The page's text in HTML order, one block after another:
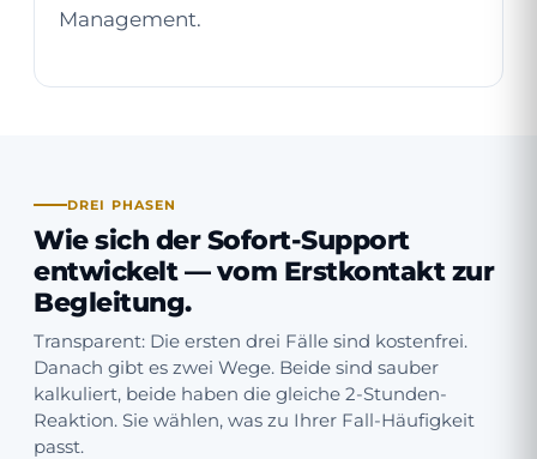
Management.
DREI PHASEN
Wie sich der Sofort-Support
entwickelt —vom Erstkontakt zur
Begleitung.
Transparent: Die ersten drei Fälle sind kostenfrei.
Danach gibt es zwei Wege. Beide sind sauber
kalkuliert, beide haben die gleiche 2-Stunden-
Reaktion. Sie wählen, was zu Ihrer Fall-Häufigkeit
passt.